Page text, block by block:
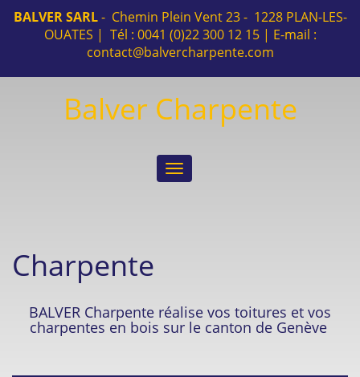
BALVER SARL- Chemin Plein Vent 23 - 1228 PLAN-LES-
OUATES | Tél : 0041 (0)22 300 12 15 | E-mail :
contact@balvercharpente.com
Balver Charpente
Toggle
Charpente
BALVER Charpente réalise vos toitures et vos
charpentes en bois sur le canton de Genève